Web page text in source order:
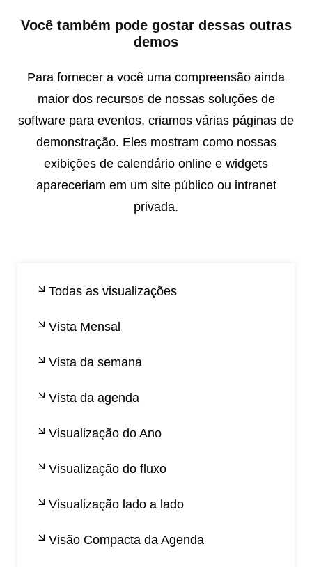
Você também pode gostar dessas outras
demos
Para fornecer a você uma compreensão ainda
maior dos recursos de nossas soluções de
software para eventos, criamos várias páginas de
demonstração. Eles mostram como nossas
exibições de calendário online e widgets
apareceriam em um site público ou intranet
privada.
Todas as visualizações
Vista Mensal
Vista da semana
Vista da agenda
Visualização do Ano
Visualização do fluxo
Visualização lado a lado
Visão Compacta da Agenda